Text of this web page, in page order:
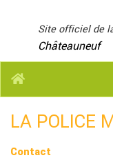
Site officiel de
Châteauneuf
LA POLICE
Contact